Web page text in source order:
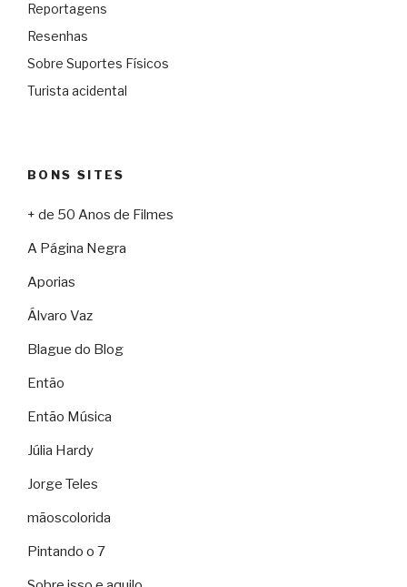
Reportagens
Resenhas
Sobre Suportes Físicos
Turista acidental
BONS SITES
+ de 50 Anos de Filmes
A Página Negra
Aporias
Álvaro Vaz
Blague do Blog
Então
Então Música
Júlia Hardy
Jorge Teles
mãoscolorida
Pintando o 7